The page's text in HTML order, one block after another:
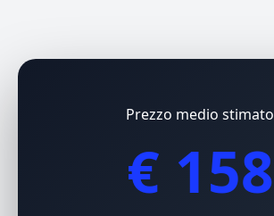
Prezzo medio stimato
€ 158